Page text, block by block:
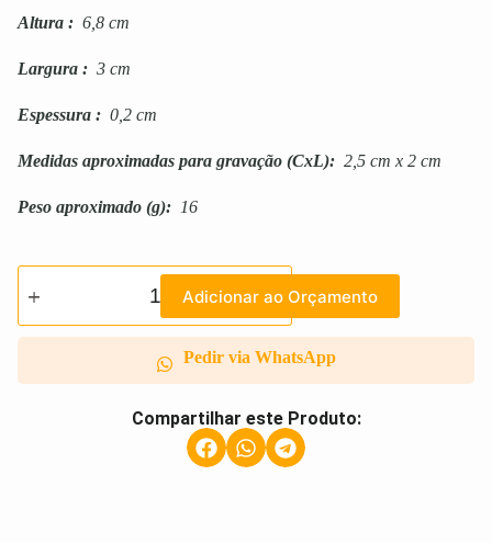
Altura : 6,8 cm
Largura : 3 cm
Espessura : 0,2 cm
Medidas aproximadas para gravação (CxL): 2,5 cm x 2 cm
Peso aproximado (g): 16
Adicionar ao Orçamento
Pedir via WhatsApp
Compartilhar este Produto: